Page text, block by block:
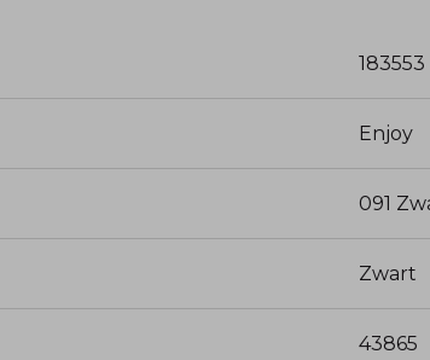
183553
Enjoy
091
Zwart
43865